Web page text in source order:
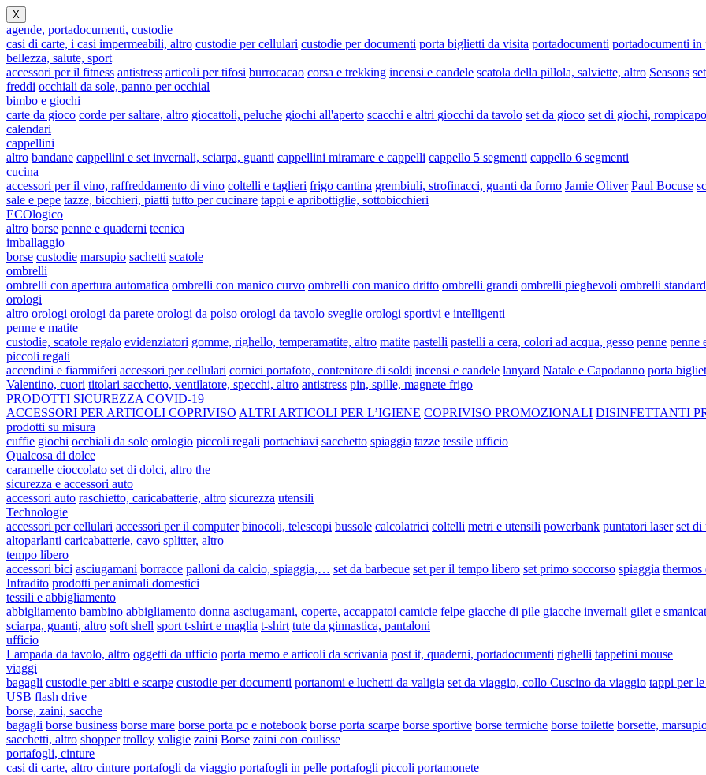
X
agende, portadocumenti, custodie
casi di carte, i casi impermeabili, altro custodie per cellulari custodie per documenti porta biglietti da visita portadocumenti portadocumenti in
bellezza, salute, sport
accessori per il fitness antistress articoli per tifosi burrocacao corsa e trekking incensi e candele scatola della pillola, salviette, altro Seasons
freddi occhiali da sole, panno per occhial
bimbo e giochi
carte da gioco corde per saltare, altro giocattoli, peluche giochi all'aperto scacchi e altri giocchi da tavolo set da gioco set di giochi,
calendari
cappellini
altro bandane cappellini e set invernali, sciarpa, guanti cappellini miramare e cappelli cappello 5 segmenti cappello 6 segmenti
cucina
accessori per il vino, raffreddamento di vino coltelli e taglieri frigo cantina grembiuli, strofinacci, guanti da forno Jamie Oliver Paul Bocuse
sale e pepe tazze, bicchieri, piatti tutto per cucinare tappi e apribottiglie, sottobicchieri
ECOlogico
altro borse penne e quaderni tecnica
imballaggio
borse custodie marsupio sachetti scatole
ombrelli
ombrelli con apertura automatica ombrelli con manico curvo ombrelli con manico dritto ombrelli grandi ombrelli pieghevoli ombrelli standard
orologi
altro orologi orologi da parete orologi da polso orologi da tavolo sveglie orologi sportivi e intelligenti
penne e matite
custodie, scatole regalo evidenziatori gomme, righello, temperamatite, altro matite pastelli pastelli a cera, colori ad acqua, gesso penne penne
piccoli regali
accendini e fiammiferi accessori per cellulari cornici portafoto, contenitore di soldi incensi e candele lanyard Natale e Capodanno porta
Valentino, cuori titolari sacchetto, ventilatore, specchi, altro antistress pin, spille, magnete frigo
PRODOTTI SICUREZZA COVID-19
ACCESSORI PER ARTICOLI COPRIVISO ALTRI ARTICOLI PER L’IGIENE COPRIVISO PROMOZIONALI DISINFETTANTI
prodotti su misura
cuffie giochi occhiali da sole orologio piccoli regali portachiavi sacchetto spiaggia tazze tessile ufficio
Qualcosa di dolce
caramelle cioccolato set di dolci, altro the
sicurezza e accessori auto
accessori auto raschietto, caricabatterie, altro sicurezza utensili
Technologie
accessori per cellulari accessori per il computer binocoli, telescopi bussole calcolatrici coltelli metri e utensili powerbank puntatori laser set di
altoparlanti caricabatterie, cavo splitter, altro
tempo libero
accessori bici asciugamani borracce palloni da calcio, spiaggia,… set da barbecue set per il tempo libero set primo soccorso spiaggia thermos
Infradito prodotti per animali domestici
tessili e abbigliamento
abbigliamento bambino abbigliamento donna asciugamani, coperte, accappatoi camicie felpe giacche di pile giacche invernali gilet e
sciarpa, guanti, altro soft shell sport t-shirt e maglia t-shirt tute da ginnastica, pantaloni
ufficio
Lampada da tavolo, altro oggetti da ufficio porta memo e articoli da scrivania post it, quaderni, portadocumenti righelli tappetini mouse
viaggi
bagagli custodie per abiti e scarpe custodie per documenti portanomi e luchetti da valigia set da viaggio, collo Cuscino da viaggio tappi per
USB flash drive
borse, zaini, sacche
bagagli borse business borse mare borse porta pc e notebook borse porta scarpe borse sportive borse termiche borse toilette borsette,
sacchetti, altro shopper trolley valigie zaini Borse zaini con coulisse
portafogli, cinture
casi di carte, altro cinture portafogli da viaggio portafogli in pelle portafogli piccoli portamonete